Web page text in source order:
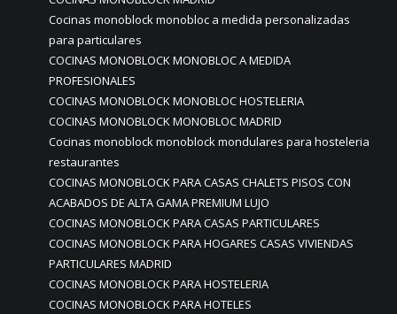
Cocinas monoblock monobloc a medida personalizadas
para particulares
COCINAS MONOBLOCK MONOBLOC A MEDIDA
PROFESIONALES
COCINAS MONOBLOCK MONOBLOC HOSTELERIA
COCINAS MONOBLOCK MONOBLOC MADRID
Cocinas monoblock monoblock mondulares para hosteleria
restaurantes
COCINAS MONOBLOCK PARA CASAS CHALETS PISOS CON
ACABADOS DE ALTA GAMA PREMIUM LUJO
COCINAS MONOBLOCK PARA CASAS PARTICULARES
COCINAS MONOBLOCK PARA HOGARES CASAS VIVIENDAS
PARTICULARES MADRID
COCINAS MONOBLOCK PARA HOSTELERIA
COCINAS MONOBLOCK PARA HOTELES